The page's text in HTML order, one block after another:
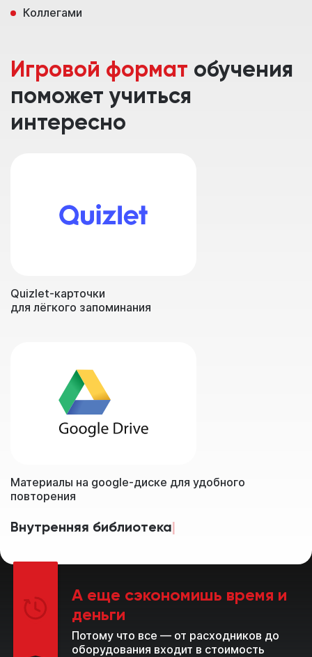
Коллегами
Игровой формат обучения
поможет учиться
интересно
Quizlet-карточки
для лёгкого запоминания
Материалы на google-диске для удобного
повторения
Методические пособия|
А еще сэкономишь время и
деньги
Потому что все — от расходников до
оборудования входит в стоимость